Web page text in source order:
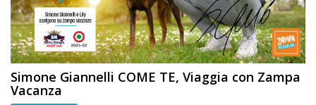
Simone Giannelli COME TE, Viaggia con Zampa
Vacanza